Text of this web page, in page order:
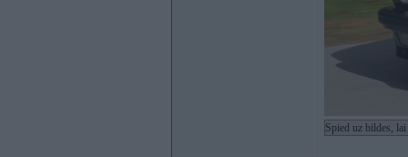
Spied uz bildes,